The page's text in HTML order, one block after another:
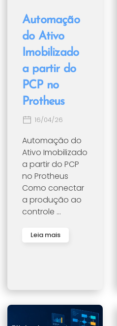
Automação
do Ativo
Imobilizado
a partir do
PCP no
Protheus
16/04/26
Automação do
Ativo Imobilizado
a partir do PCP
no Protheus
Como conectar
a produção ao
controle ...
Leia mais